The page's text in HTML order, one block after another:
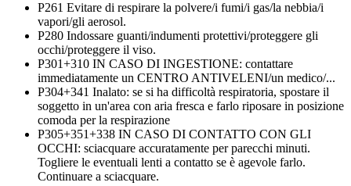
P261 Evitare di respirare la polvere/i fumi/i gas/la nebbia/i
vapori/gli aerosol.
P280 Indossare guanti/indumenti protettivi/proteggere gli
occhi/proteggere il viso.
P301+310 IN CASO DI INGESTIONE: contattare
immediatamente un CENTRO ANTIVELENI/un medico/...
P304+341 Inalato: se si ha difficoltà respiratoria, spostare il
soggetto in un'area con aria fresca e farlo riposare in posizione
comoda per la respirazione
P305+351+338 IN CASO DI CONTATTO CON GLI
OCCHI: sciacquare accuratamente per parecchi minuti.
Togliere le eventuali lenti a contatto se è agevole farlo.
Continuare a sciacquare.